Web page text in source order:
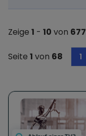
Zeige 1 - 10 von 677
Seite 1 von 68 1